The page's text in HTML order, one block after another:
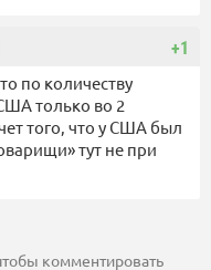
+1
по количеству
только во 2
того, что у США был
тут не при
комментировать